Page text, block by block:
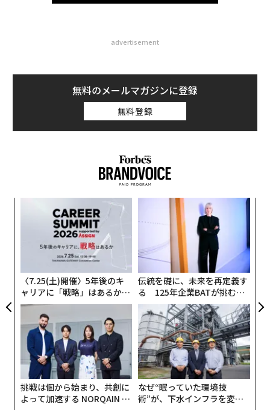
advertisement
無料のメールマガジンに登録
無料登録
〈7.25(土)開催〉5年後のキ
ャリアに「戦略」はあるか。
トップエグゼクティブのキャ
リアに触れる1日│CAREER S
UMMIT 2026
伝統を礎に、未来を再定義す
る 125年企業BATが挑むス
モークレスな未来
挑戦は個から始まり、共創に
よって加速する NORQAIN JA
なぜ“眠っていた環境技
術”が、下水インフラを変え